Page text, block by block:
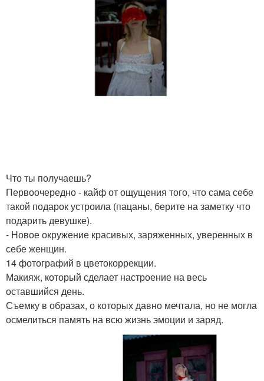
Что ты получаешь?
Первоочередно - кайф от ощущения того, что сама себе
такой подарок устроила (пацаны, берите на заметку что
подарить девушке).
- Новое окружение красивых, заряженных, уверенных в
себе женщин.
14 фотографий в цветокоррекции.
Макияж, который сделает настроение на весь
оставшийся день.
Съемку в образах, о которых давно мечтала, но не могла
осмелиться память на всю жизнь эмоции и заряд.